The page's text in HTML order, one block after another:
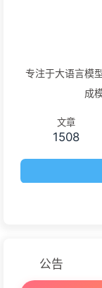
专注于大语言模
成
文章
1508
公告